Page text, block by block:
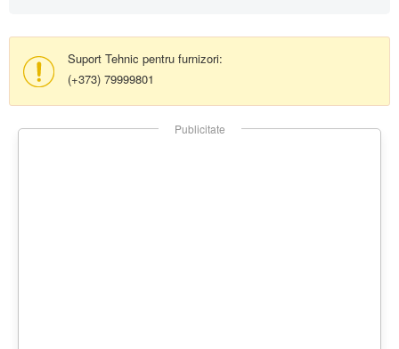
Suport Tehnic pentru furnizori:
(+373) 79999801
Publicitate